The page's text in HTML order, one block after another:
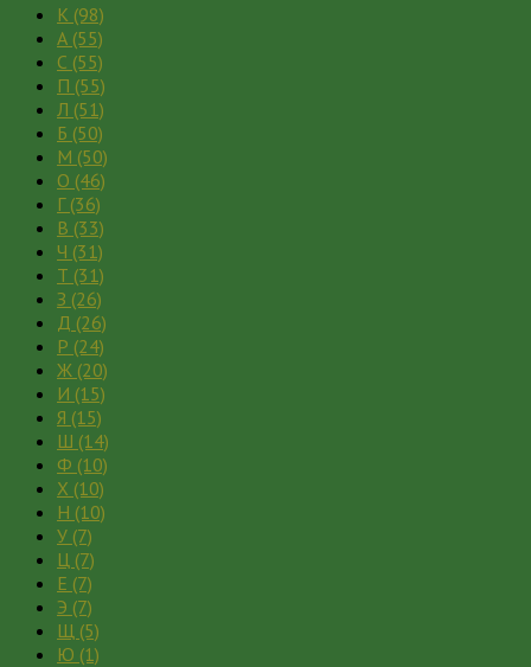
К (98)
А (55)
С (55)
П (55)
Л (51)
Б (50)
М (50)
О (46)
Г (36)
В (33)
Ч (31)
Т (31)
З (26)
Д (26)
Р (24)
Ж (20)
И (15)
Я (15)
Ш (14)
Ф (10)
Х (10)
Н (10)
У (7)
Ц (7)
Е (7)
Э (7)
Щ (5)
Ю (1)